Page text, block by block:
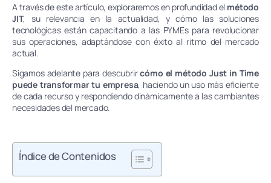
A través de este artículo, exploraremos en profundidad el método
JIT, su relevancia en la actualidad, y cómo las soluciones
tecnológicas están capacitando a las PYMEs para revolucionar
sus operaciones, adaptándose con éxito al ritmo del mercado
actual.
Sigamos adelante para descubrircómo el método Just in Time
puede transformar tu empresa, haciendo un uso más eficiente
de cada recurso y respondiendo dinámicamente a las cambiantes
necesidades del mercado.
Índice de Contenidos